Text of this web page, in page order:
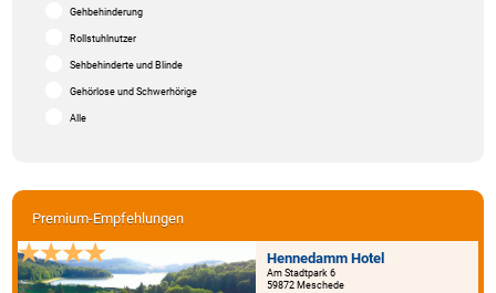
Premium-Empfehlungen
Hennedamm Hotel
Am Stadtpark 6
59872 Meschede
Gehbehinderung
Rollstuhlnutzer
Sehbehinderte und Blinde
Gehörlose und Schwerhörige
Alle